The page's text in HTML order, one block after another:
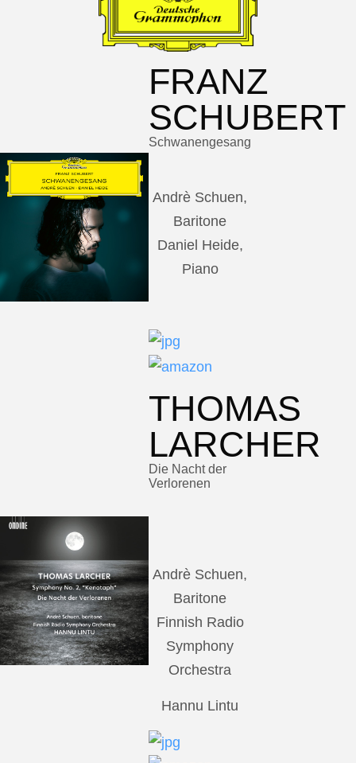
FRANZ
SCHUBERT
Schwanengesang
Andrè Schuen,
Baritone
Daniel Heide,
Piano
THOMAS
LARCHER
Die Nacht der
Verlorenen
Andrè Schuen,
Baritone
Finnish Radio
Symphony
Orchestra
Hannu Lintu